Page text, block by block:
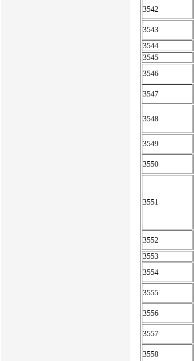
3542
3543
3544
3545
3546
3547
3548
3549
3550
3551
3552
3553
3554
3555
3556
3557
3558